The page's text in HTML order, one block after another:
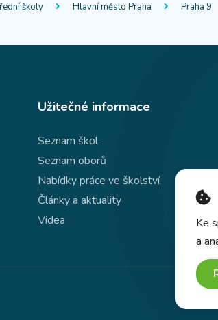
školy Hlavní město Praha Praha 9
Užitečné informace
Seznam škol
Seznam oborů
Nabídky práce ve školství
Články a aktuality
Videa
Ke
a